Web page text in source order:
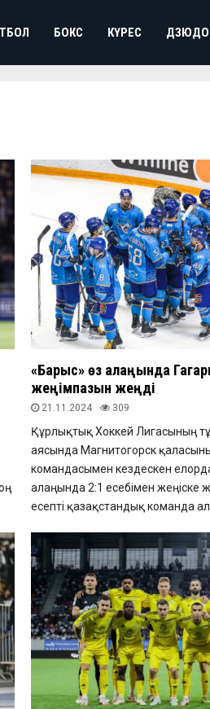
БОКС КҮРЕС ДЗЮДО
«Барыс» өз алаңында
жеңімпазын жеңді
21.11.2024 309
Құрлықтық Хоккей Лигасының
аясында Магнитогорск
командасымен кездескен
алаңында 2:1 есебімен жеңіске
есепті қазақстандық команда